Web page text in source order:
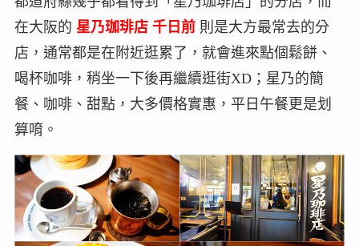
在大阪的 星乃珈琲店 千日前則是大方最常去的分
店，通常都是在附近逛累了，就會進來點個鬆餅、
喝杯咖啡，稍坐一下後再繼續逛街XD；星乃的簡
餐、咖啡、甜點，大多價格實惠，平日午餐更是划
算唷。